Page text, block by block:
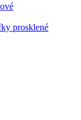
prosklené